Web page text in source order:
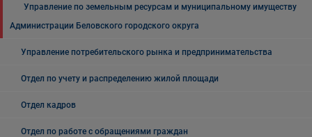
Управление по земельным ресурсам и муниципальному имуществу
Администрации Беловского городского округа
Управление потребительского рынка и предпринимательства
Отдел по учету и распределению жилой площади
Отдел кадров
Отдел по работе с обращениями граждан